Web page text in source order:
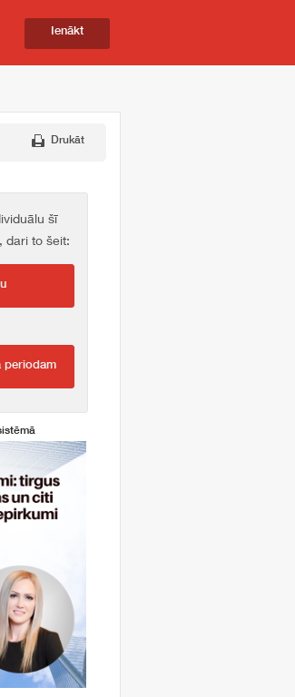
Ienākt
Drukāt
šī
dari to šeit:
periodam